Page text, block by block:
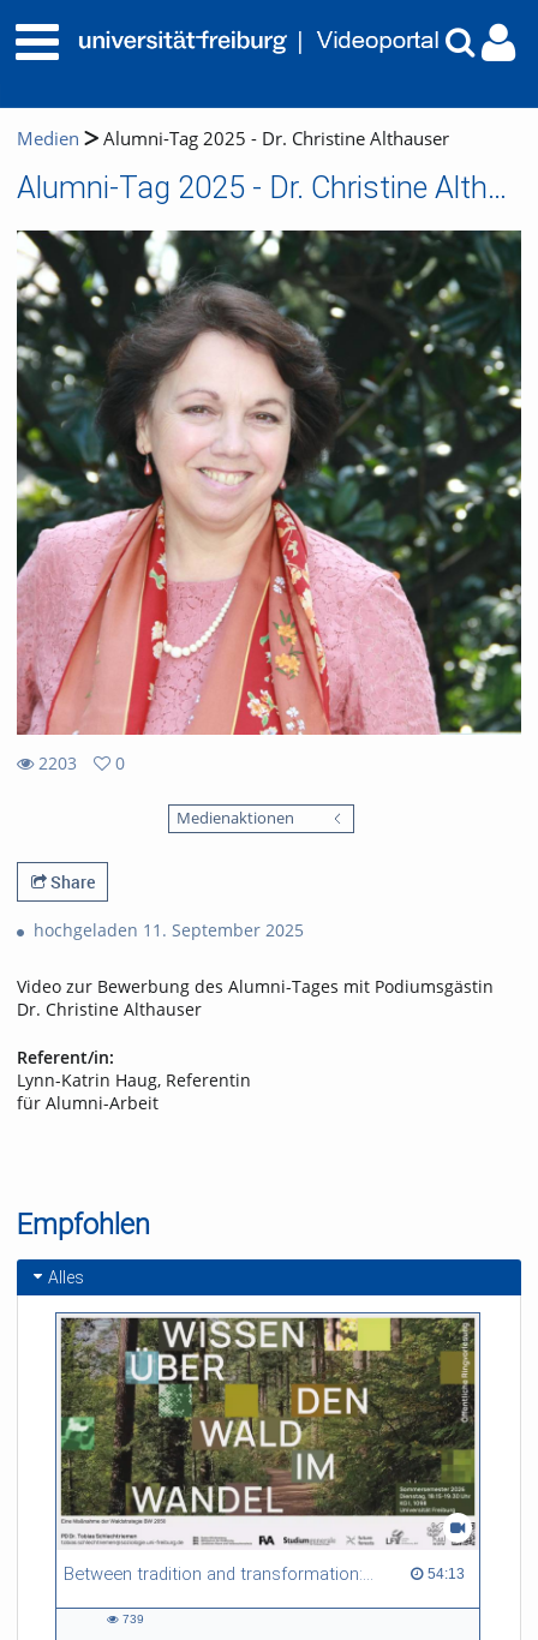
Medien Alumni-Tag 2025 - Dr. Christine Althauser
Alumni-Tag 2025 - Dr. Christine Althauser
2203
0
Medienaktionen
Share
hochgeladen 11. September 2025
Video zur Bewerbung des Alumni-Tages mit Podiumsgästin
Dr. Christine Althauser
Referent/in:
Lynn-Katrin Haug, Referentin
für Alumni-Arbeit
Empfohlen
Alles
Between tradition and transformation: how owners, advisers and institutions co-create knowledge for resilient forests in Europe 54:13
54:13 duration
739